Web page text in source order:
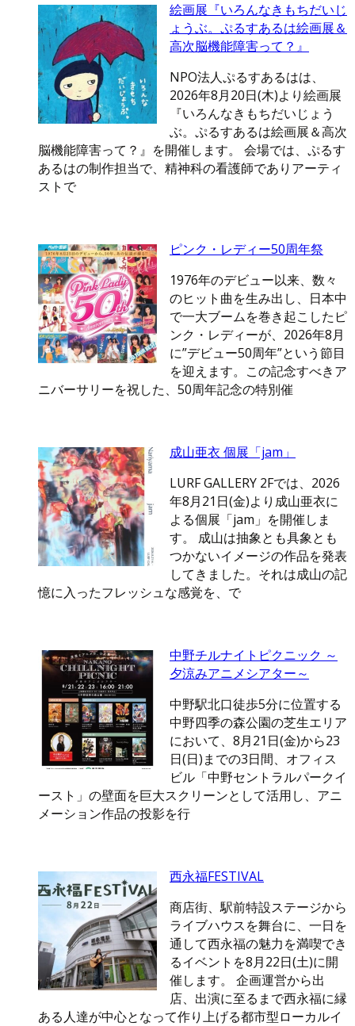
絵画展『いろんなきもちだいじ
ょうぶ。ぷるすあるは絵画展＆
高次脳機能障害って？』
NPO法人ぷるすあるはは、
2026年8月20日(木)より絵画展
『いろんなきもちだいじょう
ぶ。ぷるすあるは絵画展＆高次
脳機能障害って？』を開催します。 会場では、ぷるす
あるはの制作担当で、精神科の看護師でありアーティ
ストで
ピンク・レディー50周年祭
1976年のデビュー以来、数々
のヒット曲を生み出し、日本中
で一大ブームを巻き起こしたピ
ンク・レディーが、2026年8月
に”デビュー50周年”という節目
を迎えます。この記念すべきア
ニバーサリーを祝した、50周年記念の特別催
成山亜衣 個展「jam」
LURF GALLERY 2Fでは、2026
年8月21日(金)より成山亜衣に
よる個展「jam」を開催しま
す。 成山は抽象とも具象とも
つかないイメージの作品を発表
してきました。それは成山の記
憶に入ったフレッシュな感覚を、で
中野チルナイトピクニック ～
夕涼みアニメシアター～
中野駅北口徒歩5分に位置する
中野四季の森公園の芝生エリア
において、8月21日(金)から23
日(日)までの3日間、オフィス
ビル「中野セントラルパークイ
ースト」の壁面を巨大スクリーンとして活用し、アニ
メーション作品の投影を行
西永福FESTIVAL
商店街、駅前特設ステージから
ライブハウスを舞台に、一日を
通して西永福の魅力を満喫でき
るイベントを8月22日(土)に開
催します。 企画運営から出
店、出演に至るまで西永福に縁
ある人達が中心となって作り上げる都市型ローカルイ